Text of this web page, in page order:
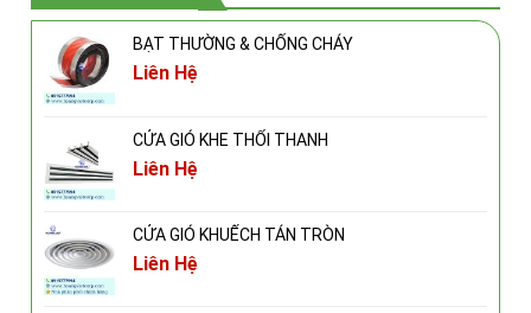
BẠT THƯỜNG & CHỐNG CHÁY
Liên Hệ
CỬA GIÓ KHE THỔI THANH
Liên Hệ
CỬA GIÓ KHUẾCH TÁN TRÒN
Liên Hệ